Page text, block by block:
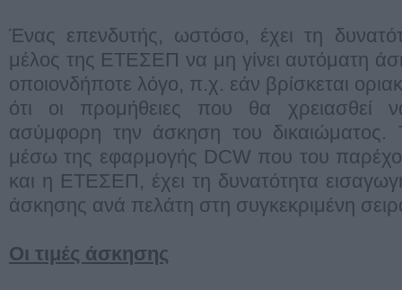
Ένας επενδυτής, ωστόσο, έχει τη
μέλος της ΕΤΕΣΕΠ να μη γίνει αυτόματη
οποιονδήποτε λόγο, π.χ. εάν βρίσκεται
ότι οι προμήθειες που θα χρειασθεί
ασύμφορη την άσκηση του δικαιώματος.
μέσω της εφαρμογής DCW που του
και η ΕΤΕΣΕΠ, έχει τη δυνατότητα
άσκησης ανά πελάτη στη συγκεκριμένη
Oι τιμές άσκησης